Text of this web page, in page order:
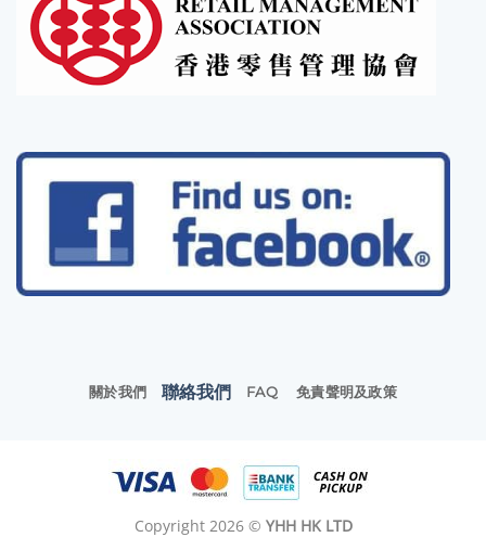
關於我們 聯絡我們 FAQ 免責聲明及政策
Copyright 2026 © YHH HK LTD